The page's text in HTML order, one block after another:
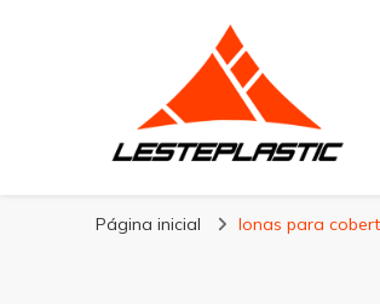
Lesteplastic
Página inicial lonas para